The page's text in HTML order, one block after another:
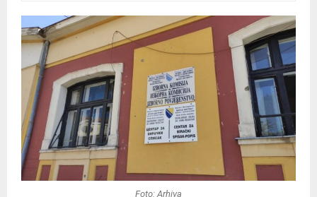
Foto: Arhiva